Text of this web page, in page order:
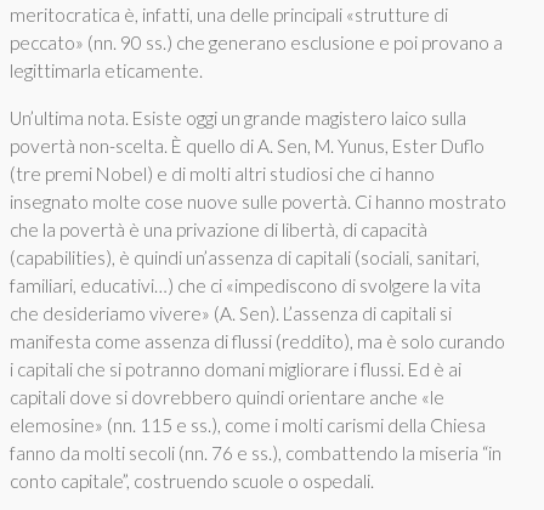
meritocratica è, infatti, una delle principali «strutture di
peccato» (nn. 90 ss.) che generano esclusione e poi provano a
legittimarla eticamente.
Un’ultima nota. Esiste oggi un grande magistero laico sulla
povertà non-scelta. È quello di A. Sen, M. Yunus, Ester Duflo
(tre premi Nobel) e di molti altri studiosi che ci hanno
insegnato molte cose nuove sulle povertà. Ci hanno mostrato
che la povertà è una privazione di libertà, di capacità
(capabilities), è quindi un’assenza di capitali (sociali, sanitari,
familiari, educativi…) che ci «impediscono di svolgere la vita
che desideriamo vivere» (A. Sen). L’assenza di capitali si
manifesta come assenza di flussi (reddito), ma è solo curando
i capitali che si potranno domani migliorare i flussi. Ed è ai
capitali dove si dovrebbero quindi orientare anche «le
elemosine» (nn. 115 e ss.), come i molti carismi della Chiesa
fanno da molti secoli (nn. 76 e ss.), combattendo la miseria “in
conto capitale”, costruendo scuole o ospedali.